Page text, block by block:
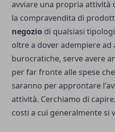
avviare una propria attività
la compravendita di
negozio di qualsiasi
oltre a dover adempiere
burocratiche, serve avere
per far fronte alle spese
saranno per approntare
attività. Cerchiamo di
costi a cui generalmente si